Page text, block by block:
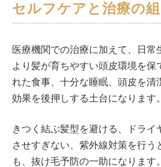
セルフケアと治療の
医療機関での治療に加えて、日常
より髪が育ちやすい頭皮環境を保
れた食事、十分な睡眠、頭皮を清
効果を後押しする土台になります。
きつく結ぶ髪型を避ける、ドライ
させすぎない、紫外線対策を行う
も、抜け毛予防の一助になります